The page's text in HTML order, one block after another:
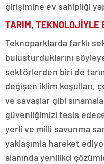
girişimine ev sahipliği
TARIM, TEKNOLOJİYLE
Teknoparklarda farklı
buluşturduklarını
sektörlerden biri de
değişen iklim koşulları,
ve savaşlar gibi
güvenliğimizi tesis
yerli ve milli savunma
yaklaşımla hareket
alanında yenilikçi